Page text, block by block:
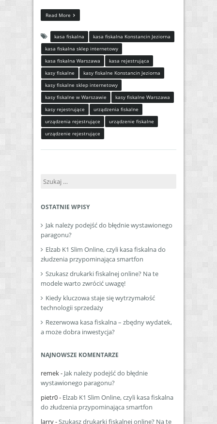
Read More
kasa fiskalna
kasa fiskalna Konstancin Jeziorna
kasa fiskalna sklep internetowy
kasa fiskalna Warszawa
kasa rejestrująca
kasy fiskalne
kasy fiskalne Konstancin Jeziorna
kasy fiskalne sklep internetowy
kasy fiskalne w Warszawie
kasy fiskalne Warszawa
kasy rejestrujące
urządzenia fiskalne
urządzenia rejestrujące
urządzenie fiskalne
urządzenie rejestrujące
Szukaj:
OSTATNIE WPISY
Jak należy podejść do błędnie wystawionego
paragonu?
Elzab K1 Slim Online, czyli kasa fiskalna do
złudzenia przypominająca smartfon
Szukasz drukarki fiskalnej online? Na te
modele warto zwrócić uwagę!
Kiedy kluczowa staje się wytrzymałość
technologii sprzedaży
Rezerwowa kasa fiskalna – zbędny wydatek,
a może dobra inwestycja?
NAJNOWSZE KOMENTARZE
remek- Jak należy podejść do błędnie
wystawionego paragonu?
pietr0- Elzab K1 Slim Online, czyli kasa fiskalna
do złudzenia przypominająca smartfon
larry-Szukasz drukarki fiskalnej online? Na te